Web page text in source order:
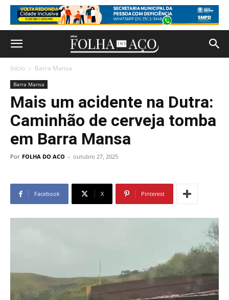
Início Barra Mansa
Barra Mansa
Mais um acidente na Dutra:
Caminhão de cerveja tomba
em Barra Mansa
Por FOLHA DO ACO - outubro 27, 2025
Facebook X Pinterest